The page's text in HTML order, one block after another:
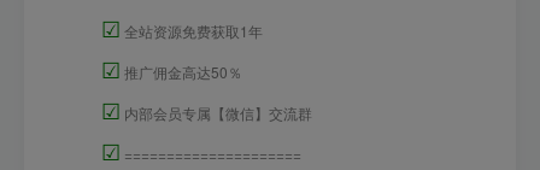
☑ 全站资源免费获取1年
☑ 推广佣金高达50％
☑ 内部会员专属【微信】交流群
☑ =====================